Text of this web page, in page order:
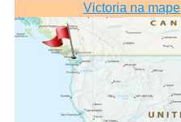
Victoria na mape